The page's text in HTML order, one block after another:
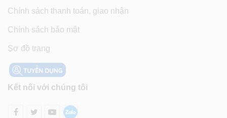
Chính sách thanh toán, giao nhận
Chính sách bảo mật
Sơ đồ trang
Kết nối với chúng tôi